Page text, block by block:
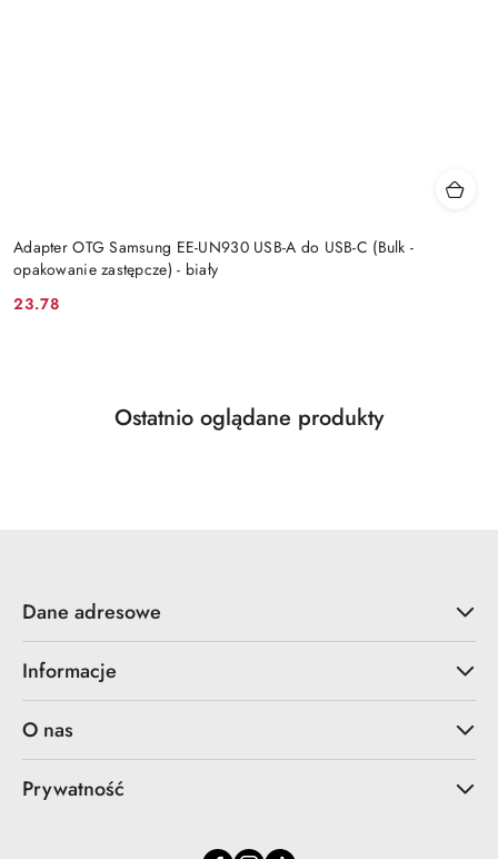
Adapter OTG Samsung EE-UN930 USB-A do USB-C (Bulk -
opakowanie zastępcze) - biały
Cena:
23.78
Pomiń karuzelę produktów
Produkty
Ostatnio oglądane produkty
Dane adresowe
Informacje
O nas
Prywatność